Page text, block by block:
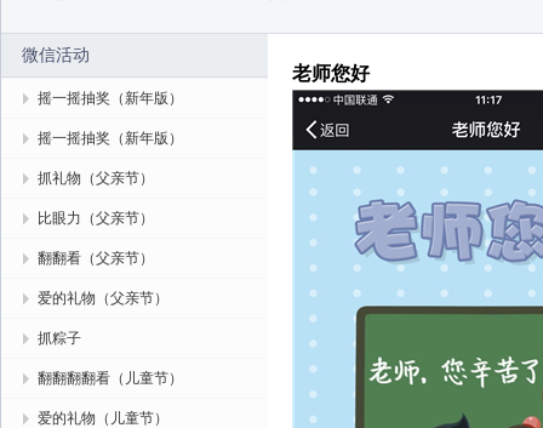
微信活动
摇一摇抽奖（新年版）
摇一摇抽奖（新年版）
抓礼物（父亲节）
比眼力（父亲节）
翻翻看（父亲节）
爱的礼物（父亲节）
抓粽子
翻翻翻翻看（儿童节）
爱的礼物（儿童节）
老师您好